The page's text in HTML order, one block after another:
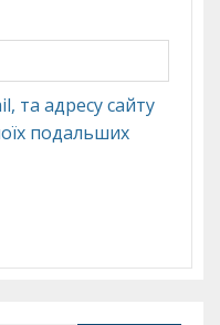
та адресу сайту
подальших